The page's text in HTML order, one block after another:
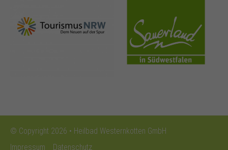
nrw-
tourismus.de
sauerland.co
m
© Copyright 2026 • Heilbad Westernkotten GmbH
Impressum
Datenschutz